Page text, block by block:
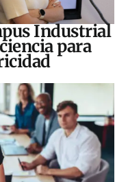
Industrial
para